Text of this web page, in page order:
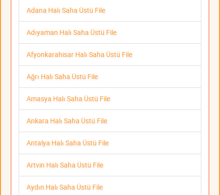
Adana Halı Saha Üstü File
Adıyaman Halı Saha Üstü File
Afyonkarahisar Halı Saha Üstü File
Ağrı Halı Saha Üstü File
Amasya Halı Saha Üstü File
Ankara Halı Saha Üstü File
Antalya Halı Saha Üstü File
Artvin Halı Saha Üstü File
Aydın Halı Saha Üstü File